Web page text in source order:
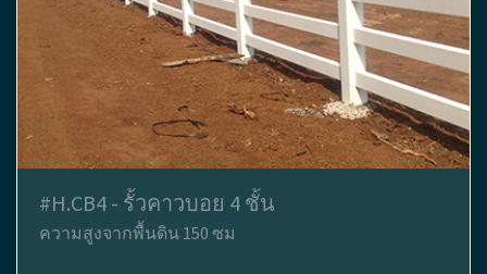
#H.CB4 - รั้วคาวบอย 4 ชั้น
ความสูงจากพื้นดิน 150 ซม